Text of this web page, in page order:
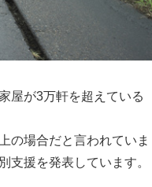
屋が3万軒を超えている
の場合だと言われていま
支援を発表しています。